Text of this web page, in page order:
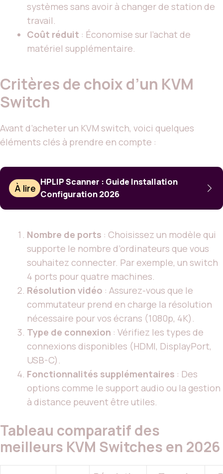
systèmes sans avoir à changer de station de
travail.
Coût réduit : Économise sur l’achat de
matériel supplémentaire.
Critères de choix d’un KVM
Switch
Avant d’acheter un KVM switch, voici quelques
éléments clés à prendre en compte :
À lire
HPLIP Scanner : Guide Installation
Configuration 2026
Nombre de ports : Choisissez un modèle qui
supporte le nombre d’ordinateurs que vous
souhaitez connecter. Par exemple, un switch
4 ports pour quatre machines.
Résolution vidéo : Assurez-vous que le
commutateur prend en charge la résolution
nécessaire pour vos écrans (1080p, 4K).
Type de connexion : Vérifiez les types de
connexions disponibles (HDMI, DisplayPort,
USB-C).
Fonctionnalités supplémentaires : Des
options comme le support audio ou la gestion
à distance peuvent être utiles.
Tableau comparatif des
meilleurs KVM Switches en 2026